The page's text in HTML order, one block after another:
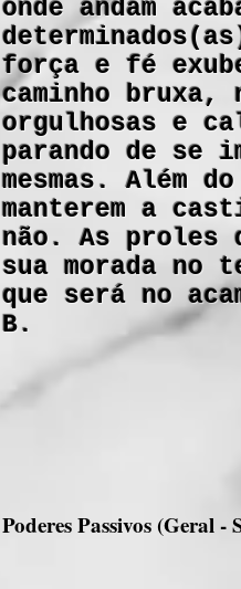
onde andam
força e fé
caminho bruxa,
orgulhosas e
parando de se
mesmas. Além
manterem a
não. As proles
sua morada no
que será no
B.
Poderes Passivos (Geral